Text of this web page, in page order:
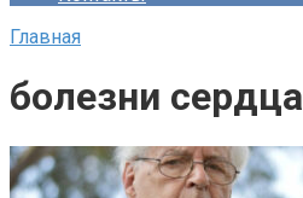
Главная
болезни сердца